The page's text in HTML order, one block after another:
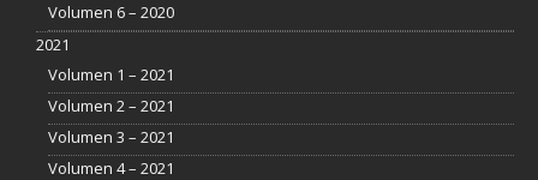
Volumen 6 – 2020
2021
Volumen 1 – 2021
Volumen 2 – 2021
Volumen 3 – 2021
Volumen 4 – 2021